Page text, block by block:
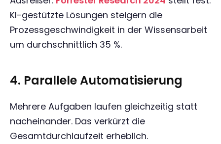
KI-gestützte Lösungen steigern die
Prozessgeschwindigkeit in der Wissensarbeit
um durchschnittlich 35 %.
4. Parallele Automatisierung
Mehrere Aufgaben laufen gleichzeitig statt
nacheinander. Das verkürzt die
Gesamtdurchlaufzeit erheblich.